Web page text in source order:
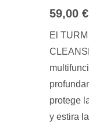
59,00 €
El
protege
y estira